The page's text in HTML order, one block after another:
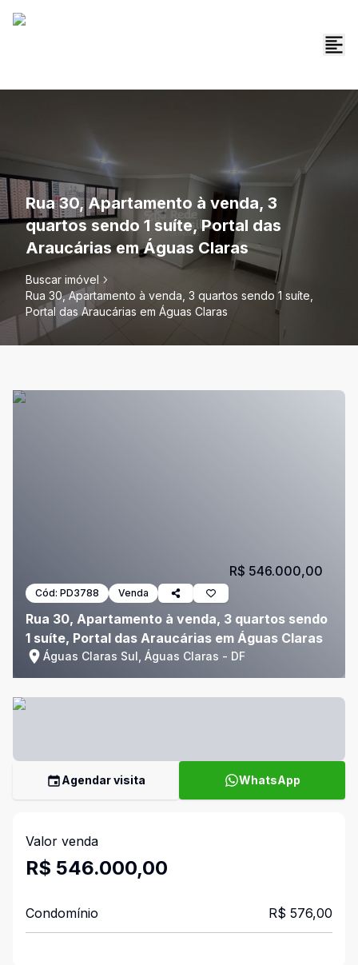
Rua 30, Apartamento à venda, 3
quartos sendo 1 suíte, Portal das
Araucárias em Águas Claras
Buscar imóvel
Rua 30, Apartamento à venda, 3 quartos sendo 1 suíte,
Portal das Araucárias em Águas Claras
Cód: PD3788 Venda
Rua 30, Apartamento à venda, 3 quartos sendo
1 suíte, Portal das Araucárias em Águas Claras
Águas Claras Sul, Águas Claras - DF
R$ 546.000,00
Agendar visita WhatsApp
Valor venda
R$ 546.000,00
Condomínio R$ 576,00